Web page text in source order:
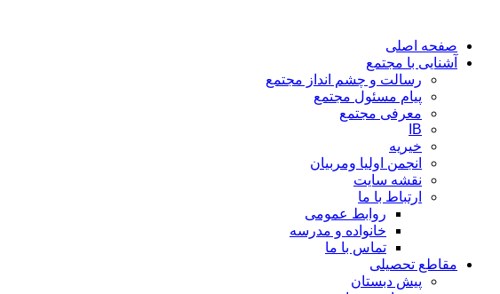
محتوا
صفحه اصلی
آشنایی با مجتمع
رسالت و چشم انداز مجتمع
پیام مسئول مجتمع
معرفی مجتمع
IB
خیریه
انجمن اولیا ومربیان
نقشه سایت
ارتباط با ما
روابط عمومی
خانواده و مدرسه
تماس با ما
مقاطع تحصیلی
پیش دبستان